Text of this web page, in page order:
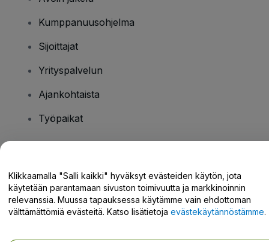
Kumppanuusohjelma
Sijoittajat
Yrityspalvelun
Ajankohtaista
Työpaikat
Tukikeskus / Ota meihin yhteyttä
Klikkaamalla "Salli kaikki" hyväksyt evästeiden käytön, jota
käytetään parantamaan sivuston toimivuutta ja markkinoinnin
relevanssia. Muussa tapauksessa käytämme vain ehdottoman
välttämättömiä evästeitä. Katso lisätietoja evästekäytännöstämme.